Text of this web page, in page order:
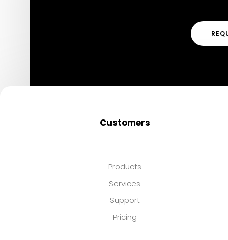
Customers
Products
Services
Support
Pricing